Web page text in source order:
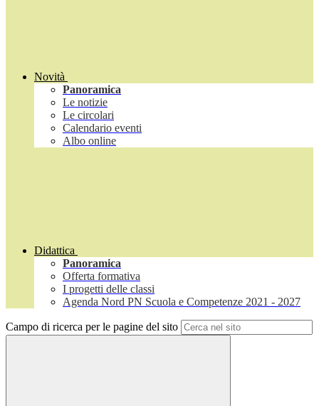
Novità
Panoramica
Le notizie
Le circolari
Calendario eventi
Albo online
Didattica
Panoramica
Offerta formativa
I progetti delle classi
Agenda Nord PN Scuola e Competenze 2021 - 2027
Campo di ricerca per le pagine del sito